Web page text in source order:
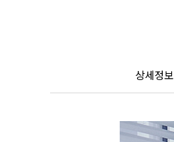
상세정보